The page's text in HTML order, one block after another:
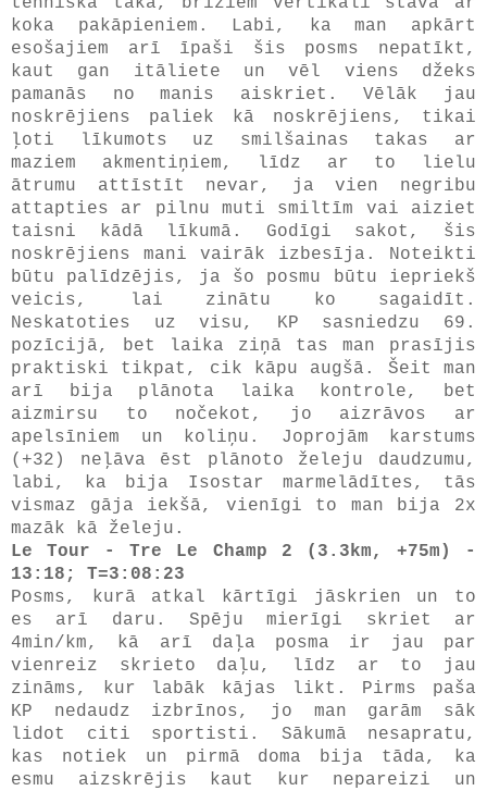
koka pakāpieniem. Labi, ka man apkārt
esošajiem arī īpaši šis posms nepatīkt,
kaut gan itāliete un vēl viens džeks
pamanās no manis aiskriet. Vēlāk jau
noskrējiens paliek kā noskrējiens, tikai
ļoti līkumots uz smilšainas takas ar
maziem akmentiņiem, līdz ar to lielu
ātrumu attīstīt nevar, ja vien negribu
attapties ar pilnu muti smiltīm vai aiziet
taisni kādā līkumā. Godīgi sakot, šis
noskrējiens mani vairāk izbesīja. Noteikti
būtu palīdzējis, ja šo posmu būtu iepriekš
veicis, lai zinātu ko sagaidīt.
Neskatoties uz visu, KP sasniedzu 69.
pozīcijā, bet laika ziņā tas man prasījis
praktiski tikpat, cik kāpu augšā. Šeit man
arī bija plānota laika kontrole, bet
aizmirsu to nočekot, jo aizrāvos ar
apelsīniem un koliņu. Joprojām karstums
(+32) neļāva ēst plānoto želeju daudzumu,
labi, ka bija Isostar marmelādītes, tās
vismaz gāja iekšā, vienīgi to man bija 2x
mazāk kā želeju.
Le Tour - Tre Le Champ 2 (3.3km, +75m) -
13:18; T=3:08:23
Posms, kurā atkal kārtīgi jāskrien un to
es arī daru. Spēju mierīgi skriet ar
4min/km, kā arī daļa posma ir jau par
vienreiz skrieto daļu, līdz ar to jau
zināms, kur labāk kājas likt. Pirms paša
KP nedaudz izbrīnos, jo man garām sāk
lidot citi sportisti. Sākumā nesapratu,
kas notiek un pirmā doma bija tāda, ka
esmu aizskrējis kaut kur nepareizi un